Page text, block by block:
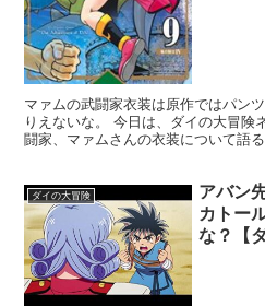
マァムの武闘家衣装は原作ではパン
りえないな。 今日は、ダイの大冒
闘家、マァムさんの衣装について語
ダイの大冒険
アバン
カトー
な？【